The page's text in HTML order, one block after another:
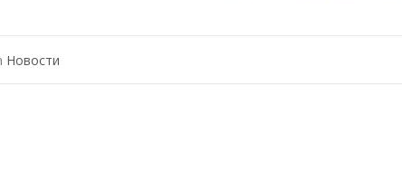
Новости